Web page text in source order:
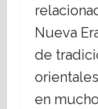
Nueva
de
en